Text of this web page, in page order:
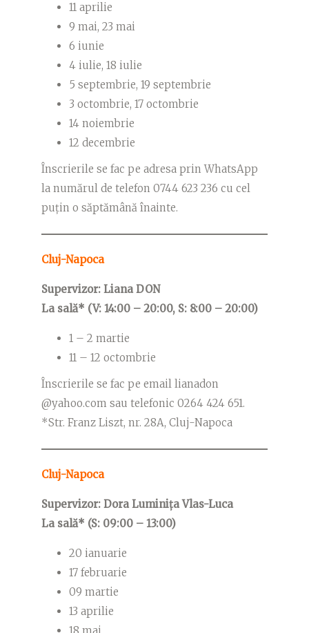
11 aprilie
9 mai, 23 mai
6 iunie
4 iulie, 18 iulie
5 septembrie, 19 septembrie
3 octombrie, 17 octombrie
14 noiembrie
12 decembrie
Înscrierile se fac pe adresa prin WhatsApp
la numărul de telefon 0744 623 236 cu cel
puțin o săptămână înainte.
Cluj-Napoca
Supervizor: Liana DON
La sală* (V: 14:00 – 20:00, S: 8:00 – 20:00)
1 – 2 martie
11 – 12 octombrie
Înscrierile se fac pe email lianadon
@yahoo.com sau telefonic 0264 424 651.
*Str. Franz Liszt, nr. 28A, Cluj-Napoca
Cluj-Napoca
Supervizor: Dora Luminița Vlas-Luca
La sală* (S: 09:00 – 13:00)
20 ianuarie
17 februarie
09 martie
13 aprilie